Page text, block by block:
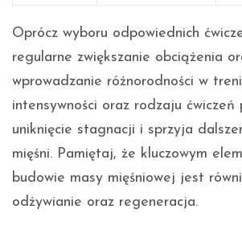
Oprócz wyboru odpowiednich
regularne zwiększanie obciążenia
wprowadzanie różnorodności w
intensywności oraz rodzaju ćwiczeń
uniknięcie stagnacji i sprzyja
mięśni. Pamiętaj, że kluczowym
budowie masy mięśniowej jest
odżywianie oraz regeneracja.